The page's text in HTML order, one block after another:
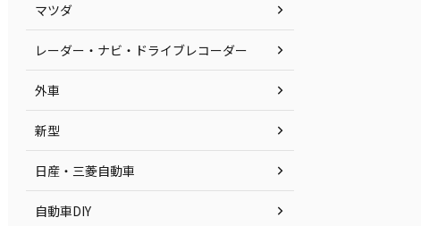
マツダ
レーダー・ナビ・ドライブレコーダー
外車
新型
日産・三菱自動車
自動車DIY